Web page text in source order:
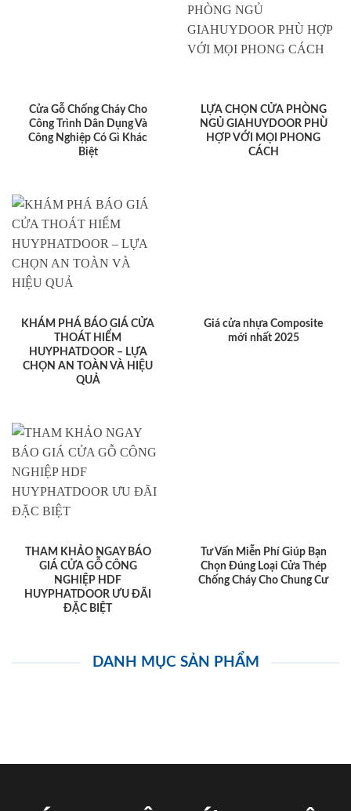
Cửa Gỗ Chống Cháy Cho
Công Trình Dân Dụng Và
Công Nghiệp Có Gì Khác
Biệt
LỰA CHỌN CỬA PHÒNG
NGỦ GIAHUYDOOR PHÙ
HỢP VỚI MỌI PHONG
CÁCH
KHÁM PHÁ BÁO GIÁ CỬA
THOÁT HIỂM
HUYPHATDOOR – LỰA
CHỌN AN TOÀN VÀ HIỆU
QUẢ
Giá cửa nhựa Composite
mới nhất 2025
THAM KHẢO NGAY BÁO
GIÁ CỬA GỖ CÔNG
NGHIỆP HDF
HUYPHATDOOR ƯU ĐÃI
ĐẶC BIỆT
Tư Vấn Miễn Phí Giúp Bạn
Chọn Đúng Loại Cửa Thép
Chống Cháy Cho Chung Cư
DANH MỤC SẢN PHẨM